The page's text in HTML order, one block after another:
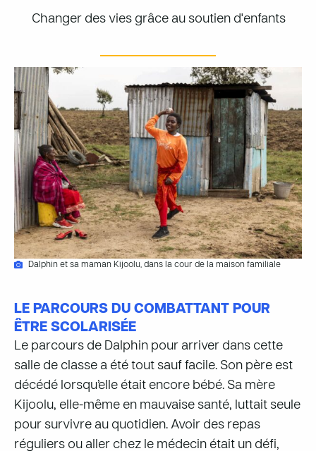
Changer des vies grâce au soutien d'enfants
Dalphin et sa maman Kijoolu, dans la cour de la maison familiale
LE PARCOURS DU COMBATTANT POUR
ÊTRE SCOLARISÉE
Le parcours de Dalphin pour arriver dans cette
salle de classe a été tout sauf facile. Son père est
décédé lorsqu’elle était encore bébé. Sa mère
Kijoolu, elle-même en mauvaise santé, luttait seule
pour survivre au quotidien. Avoir des repas
réguliers ou aller chez le médecin était un défi,